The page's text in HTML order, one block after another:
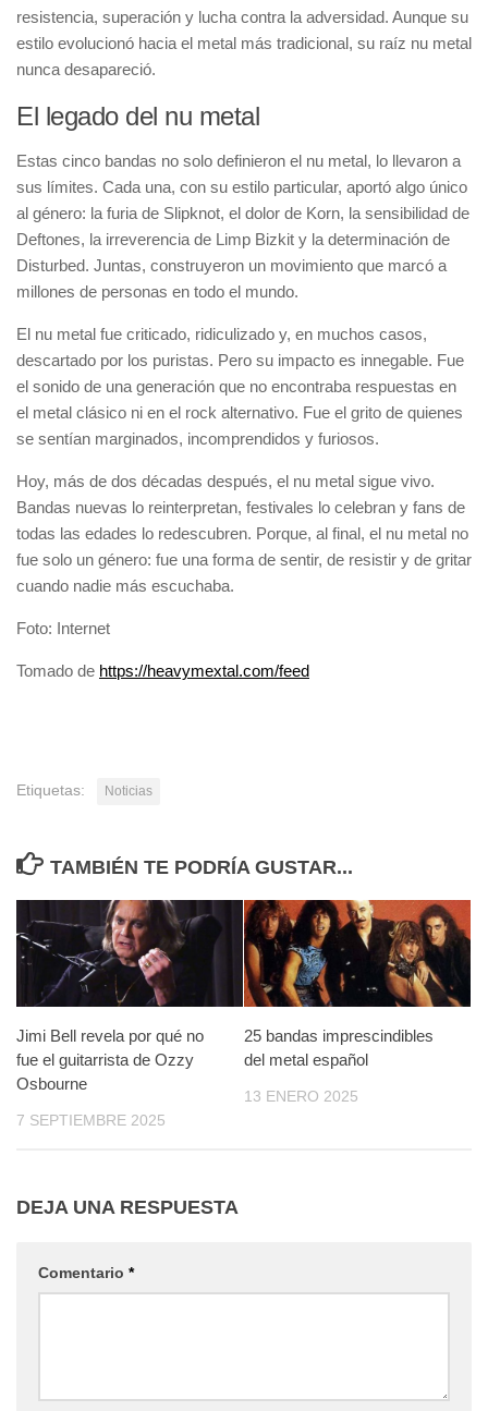
resistencia, superación y lucha contra la adversidad. Aunque su
estilo evolucionó hacia el metal más tradicional, su raíz nu metal
nunca desapareció.
El legado del nu metal
Estas cinco bandas no solo definieron el nu metal, lo llevaron a
sus límites. Cada una, con su estilo particular, aportó algo único
al género: la furia de Slipknot, el dolor de Korn, la sensibilidad de
Deftones, la irreverencia de Limp Bizkit y la determinación de
Disturbed. Juntas, construyeron un movimiento que marcó a
millones de personas en todo el mundo.
El nu metal fue criticado, ridiculizado y, en muchos casos,
descartado por los puristas. Pero su impacto es innegable. Fue
el sonido de una generación que no encontraba respuestas en
el metal clásico ni en el rock alternativo. Fue el grito de quienes
se sentían marginados, incomprendidos y furiosos.
Hoy, más de dos décadas después, el nu metal sigue vivo.
Bandas nuevas lo reinterpretan, festivales lo celebran y fans de
todas las edades lo redescubren. Porque, al final, el nu metal no
fue solo un género: fue una forma de sentir, de resistir y de gritar
cuando nadie más escuchaba.
Foto: Internet
Navegación
Tomado de https://heavymextal.com/feed
Etiquetas: Noticias
TAMBIÉN TE PODRÍA GUSTAR...
Jimi Bell revela por qué no
fue el guitarrista de Ozzy
Osbourne
7 SEPTIEMBRE 2025
25 bandas imprescindibles
del metal español
13 ENERO 2025
DEJA UNA RESPUESTA
Comentario *